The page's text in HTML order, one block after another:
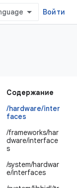
Войти
Содержание
/hardware/inter
faces
/frameworks/har
dware/interface
s
/system/hardwar
e/interfaces